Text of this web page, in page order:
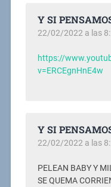
Y SI
22/02/2022 a las
https://
v=ERCEgnHnE4w
Y SI
22/02/2022 a las
PELEAN BABY Y
SE QUEMA